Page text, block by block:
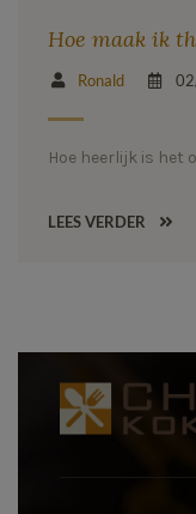
Hoe maak ik
Ronald
Hoe heerlijk is het
LEES VERDER